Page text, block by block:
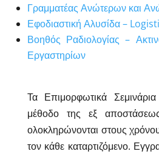
Γραμματέας Ανώτερων και
Εφοδιαστική Αλυσίδα –
Βοηθός Ραδιολογίας –
Εργαστηρίων
Τα Επιμορφωτικά
μέθοδο της εξ
ολοκληρώνονται στους
τον κάθε καταρτιζόμενο.